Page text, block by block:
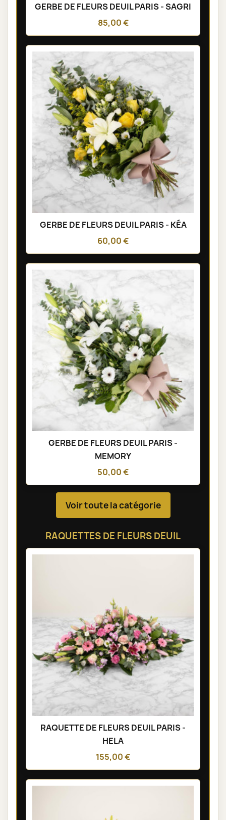
GERBE DE FLEURS DEUIL PARIS - SAGRI
85,00 €
GERBE DE FLEURS DEUIL PARIS - KÉA
60,00 €
GERBE DE FLEURS DEUIL PARIS -
MEMORY
50,00 €
Voir toute la catégorie
RAQUETTES DE FLEURS DEUIL
RAQUETTE DE FLEURS DEUIL PARIS -
HELA
155,00 €